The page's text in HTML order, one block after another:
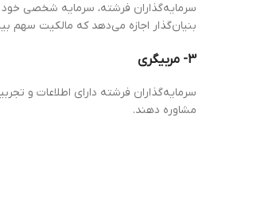
سرمایه‌گذاران فرشته، سرمایه شخصی خود
بنیان‌گذار اجازه می‌دهد که مالکیت سهم
3- مربیگری
سرمایه‌گذاران فرشته دارای اطلاعات و
مشاوره دهند.